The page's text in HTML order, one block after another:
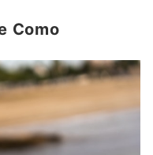
Bluetooth?
Ouvido TWS?
Lado?
ao Dispositivo?
Como